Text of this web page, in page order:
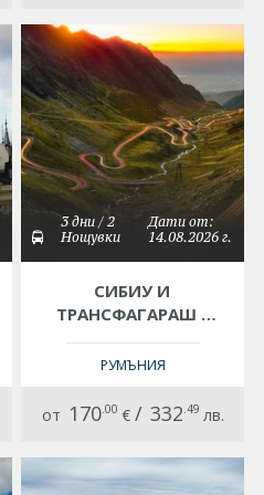
3 дни / 2
Нощувки
Дати от:
14.08.2026 г.
СИБИУ И
ТРАНСФАГАРАШ -
МАГИЯТА НА
КАРПАТИТЕ
РУМЪНИЯ
от 170.00 € / 332.49 лв.